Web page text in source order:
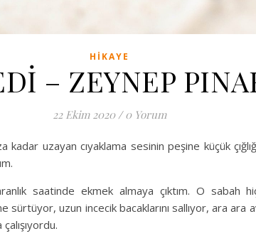
HIKAYE
– ZEYNEP
22 Ekim 2020 / 0 Yorum
kadar uzayan cıyaklama sesinin peşine küçük
saatinde ekmek almaya çıktım. O sabah
sürtüyor, uzun incecik bacaklarını sallıyor, ara ara